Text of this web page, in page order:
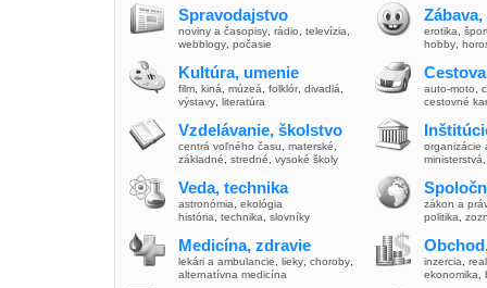
Spravodajstvo
noviny a časopisy rádio televízia
webblogy počasie
Kultúra, umenie
film kiná múzeá folklór, divadlá
výstavy literatúra
Vzdelávanie, školstvo
centrá voľného času materské
základné
stredné vysoké školy
Veda, technika
astronómia
ekológia
história
technika slovníky
Medicína, zdravie
lekári a ambulancie lieky choroby
alternatívna medicína
erotika
hobby
auto-moto
cestovné
organizácie
ministerstvá
zákon a
politika
inzercia
ekonomika